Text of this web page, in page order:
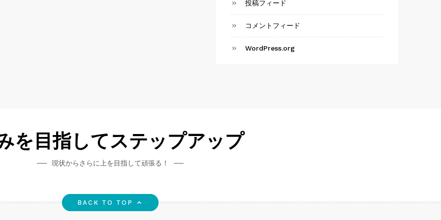
投稿フィード
コメントフィード
WordPress.org
を目指してステップアップ
現状からさらに上を目指して頑張る！
BACK TO TOP